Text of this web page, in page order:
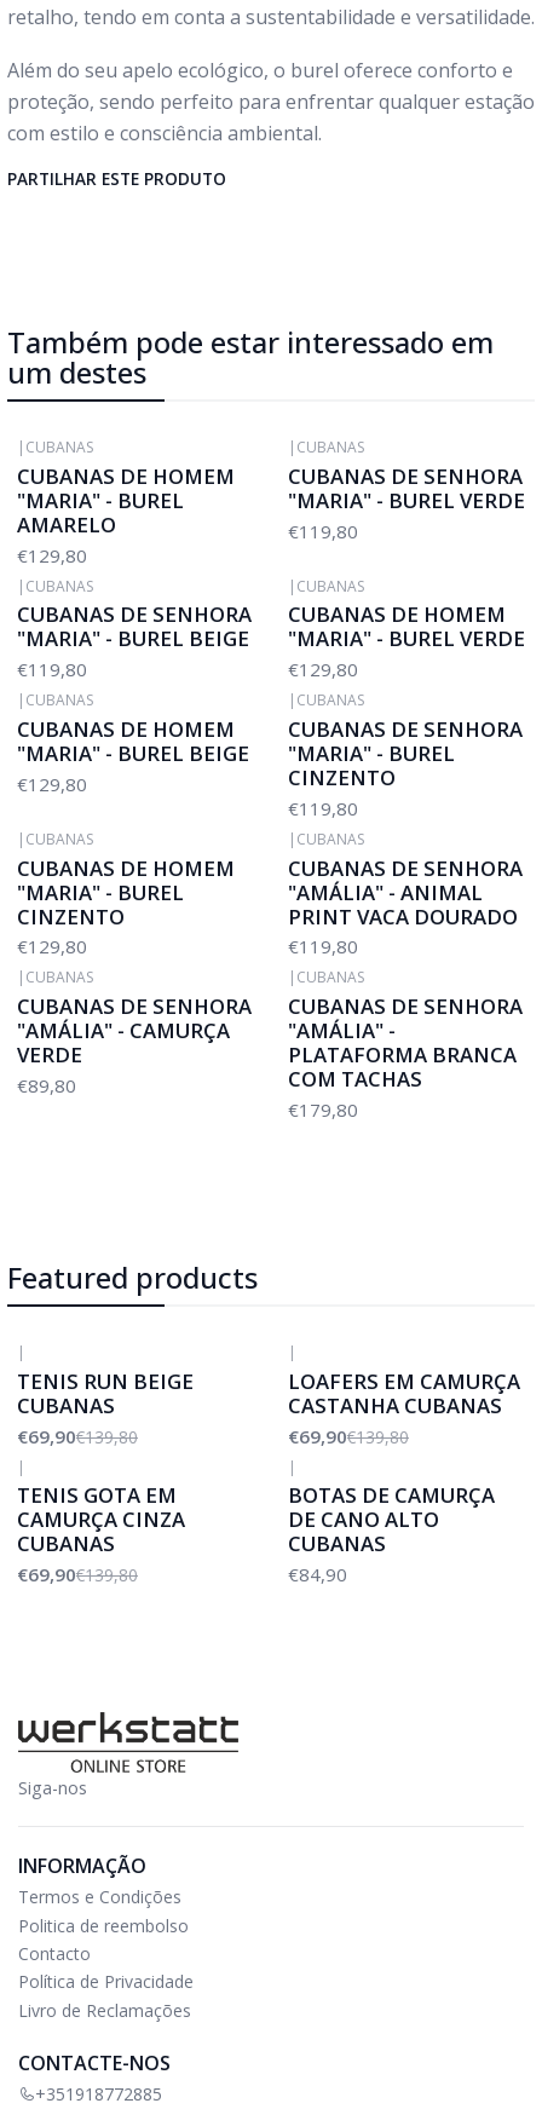
retalho, tendo em conta a sustentabilidade e versatilidade.
Além do seu apelo ecológico, o burel oferece conforto e
proteção, sendo perfeito para enfrentar qualquer estação
com estilo e consciência ambiental.
PARTILHAR ESTE PRODUTO
Também pode estar interessado em
um destes
| CUBANAS
CUBANAS DE HOMEM
"MARIA" - BUREL
AMARELO
€129,80
| CUBANAS
CUBANAS DE SENHORA
"MARIA" - BUREL VERDE
€119,80
| CUBANAS
CUBANAS DE SENHORA
"MARIA" - BUREL BEIGE
€119,80
| CUBANAS
CUBANAS DE HOMEM
"MARIA" - BUREL VERDE
€129,80
| CUBANAS
CUBANAS DE HOMEM
"MARIA" - BUREL BEIGE
€129,80
| CUBANAS
CUBANAS DE SENHORA
"MARIA" - BUREL
CINZENTO
€119,80
| CUBANAS
CUBANAS DE HOMEM
"MARIA" - BUREL
CINZENTO
€129,80
| CUBANAS
CUBANAS DE SENHORA
"AMÁLIA" - ANIMAL
PRINT VACA DOURADO
€119,80
| CUBANAS
CUBANAS DE SENHORA
"AMÁLIA" - CAMURÇA
VERDE
€89,80
| CUBANAS
CUBANAS DE SENHORA
"AMÁLIA" -
PLATAFORMA BRANCA
COM TACHAS
€179,80
Featured products
|
TENIS RUN BEIGE
CUBANAS
€69,90€139,80
|
LOAFERS EM CAMURÇA
CASTANHA CUBANAS
€69,90€139,80
|
TENIS GOTA EM
CAMURÇA CINZA
CUBANAS
€69,90€139,80
|
BOTAS DE CAMURÇA
DE CANO ALTO
CUBANAS
€84,90
Siga-nos
INFORMAÇÃO
Termos e Condições
Politica de reembolso
Contacto
Política de Privacidade
Livro de Reclamações
CONTACTE-NOS
+351918772885